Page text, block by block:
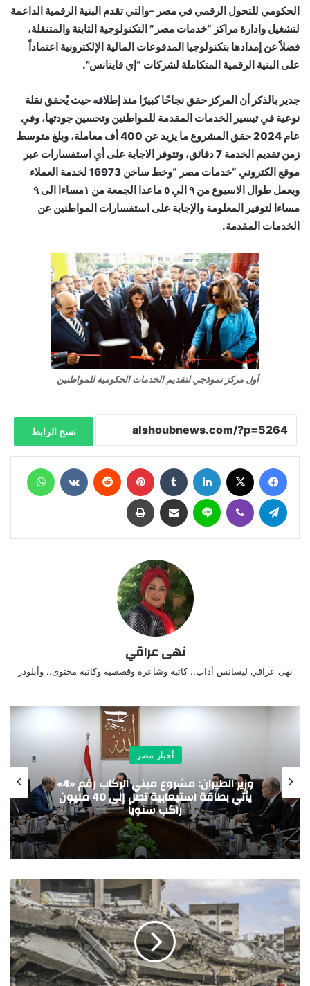
الحكومي للتحول الرقمي في مصر –والتي تقدم البنية الرقمية الداعمة
لتشغيل وادارة مراكز “خدمات مصر” التكنولوجية الثابتة والمتنقلة،
فضلاً عن إمدادها بتكنولوجيا المدفوعات المالية الإلكترونية اعتماداً
على البنية الرقمية المتكاملة لشركات “إي فاينانس”.
جدير بالذكر أن المركز حقق نجاحًا كبيرًا منذ إطلاقه حيث يُحقق نقلة
نوعية في تيسير الخدمات المقدمة للمواطنين وتحسين جودتها، وفي
عام 2024 حقق المشروع ما يزيد عن 400 أف معاملة، وبلغ متوسط
زمن تقديم الخدمة 7 دقائق، وتتوفر الاجابة على أي استفسارات عبر
موقع الكتروني “خدمات مصر “وخط ساخن 16973 لخدمة العملاء
ويعمل طوال الاسبوع من ٩ الي ٥ ماعدا الجمعة من ١مساءا الى ٩
مساءا لتوفير المعلومة والإجابة على استفسارات المواطنين عن
الخدمات المقدمة.
أول مركز نموذجي لتقديم الخدمات الحكومية للمواطنين
نسخ الرابط
نهى عراقي
نهى عراقي ليسانس أداب.. كاتبة وشاعرة وقصصية وكاتبة محتوى.. وأبلودر
أخبار مصر
مدينة الدواء المصرية تستقبل “چبتو فارما”
ومجموعة باشا الجيبوتية تدشنان شراكة
استراتيجية لدعم الأمن الدوائي